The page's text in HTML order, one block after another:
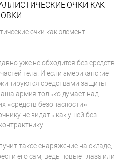
ОЧКИ КАК
очки как элемент
уже не обходится без средств
тела. И если американские
средствами защиты
армия только думает над
«средств безопасности»
не видать как ушей без
такое снаряжение на складе,
его сам, ведь новые глаза или